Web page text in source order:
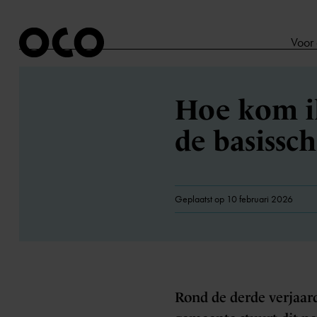
Voor
Hoe kom
de
Geplaatst op 10 februari 2026
Rond de derde